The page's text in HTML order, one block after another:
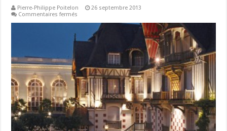
Pierre-Philippe Poitelon
26 septembre 2013
Commentaires fermés
luxe